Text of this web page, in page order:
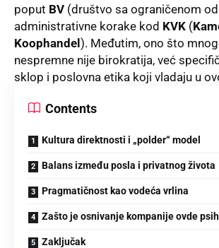
poput BV (društvo sa ograničenom
administrativne korake kod KVK (
Koophandel). Međutim, ono što
nespremne nije birokratija, već
sklop i poslovna etika koji vladaju u
Contents
Kultura direktnosti i „polder“ model
Balans između posla i privatnog života
Pragmatičnost kao vodeća vrlina
Zašto je osnivanje kompanije ovde
Zaključak